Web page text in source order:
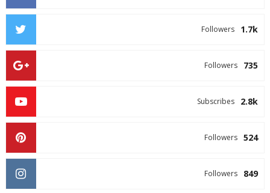
1.7k
Followers
735
Followers
2.8k
Subscribes
524
Followers
849
Followers